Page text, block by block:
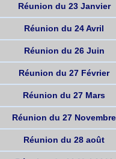
Réunion du 23 Janvier
Réunion du 24 Avril
Réunion du 26 Juin
Réunion du 27 Février
Réunion du 27 Mars
Réunion du 27 Novembre
Réunion du 28 août